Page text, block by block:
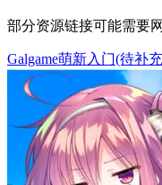
部分资源链接可能需要
Galgame萌新入门(待补